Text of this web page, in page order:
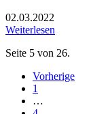
02.03.2022
Weiterlesen
Seite 5 von 26.
Vorherige
1
…